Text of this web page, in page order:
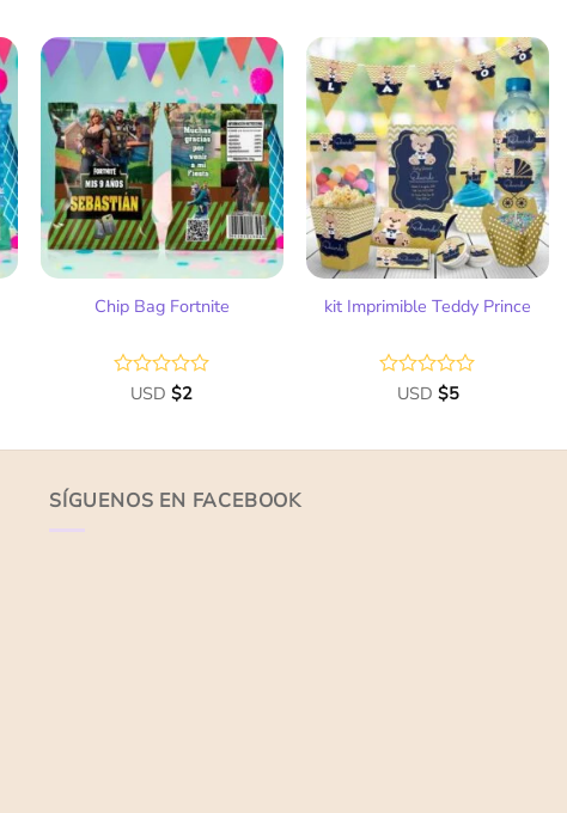
de
de
5
Añadir
a la
lista
de
deseos
Chip Bag Fortnite
Valorado
de
USD$2
Añadir
a la
lista
de
deseos
kit Imprimible Teddy Prince
Valorado
de
USD $5
SÍGUENOS EN FACEBOOK